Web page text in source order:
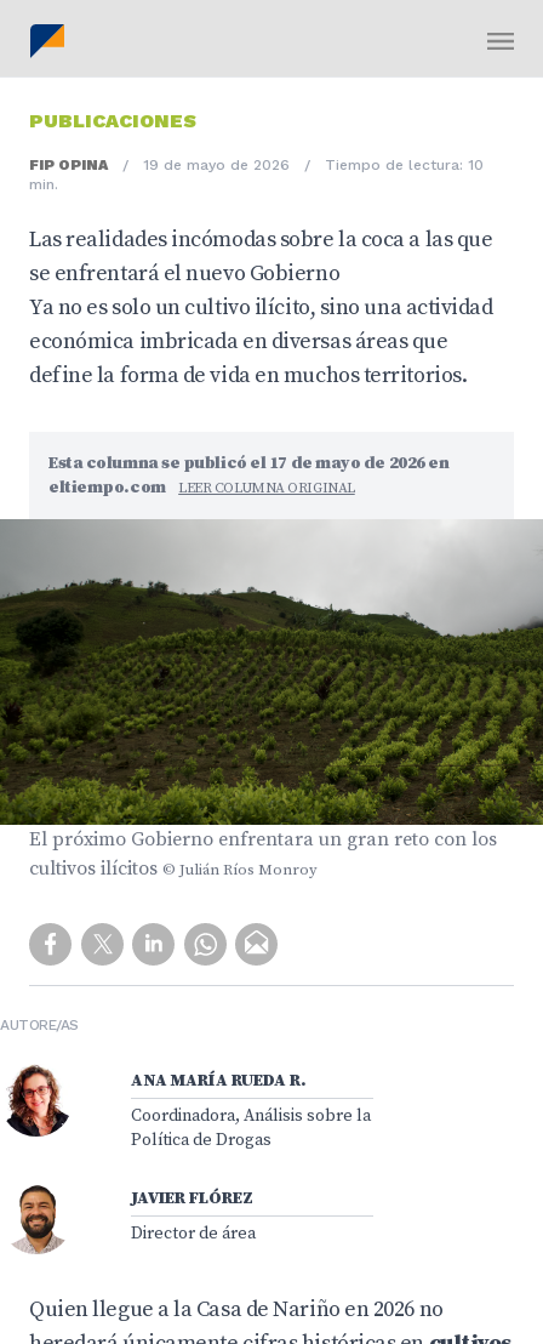
PUBLICACIONES
FIP OPINA / 19 de mayo de 2026 /
Tiempo de lectura: 10
min.
Las realidades incómodas sobre la coca a las que
se enfrentará el nuevo Gobierno
Ya no es solo un cultivo ilícito, sino una actividad
económica imbricada en diversas áreas que
define la forma de vida en muchos territorios.
Esta columna se publicó el 17 de mayo de 2026 en
eltiempo.com
LEER COLUMNA ORIGINAL
El próximo Gobierno enfrentara un gran reto con los
cultivos ilícitos © Julián Ríos Monroy
AUTORE/AS
ANA MARÍA RUEDA R.
Coordinadora, Análisis sobre la
Política de Drogas
JAVIER FLÓREZ
Director de área
Quien llegue a la Casa de Nariño en 2026 no